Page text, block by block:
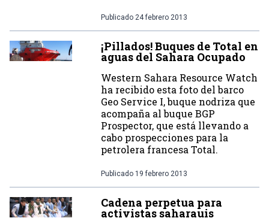
Publicado 24 febrero 2013
¡Pillados! Buques de Total en
aguas del Sahara Ocupado
Western Sahara Resource Watch
ha recibido esta foto del barco
Geo Service I, buque nodriza que
acompaña al buque BGP
Prospector, que está llevando a
cabo prospecciones para la
petrolera francesa Total.
Publicado 19 febrero 2013
Cadena perpetua para
activistas saharauis